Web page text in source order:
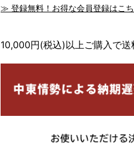
≫ 登録無料！お得な会員登録はこ
10,000円(税込)以上ご購入で